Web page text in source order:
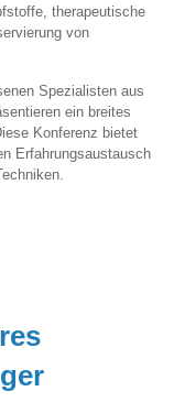
therapeutische
von
Spezialisten aus
ein breites
Konferenz bietet
Erfahrungsaustausch